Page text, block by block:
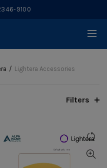
9100
Lightera Accessories
Filters